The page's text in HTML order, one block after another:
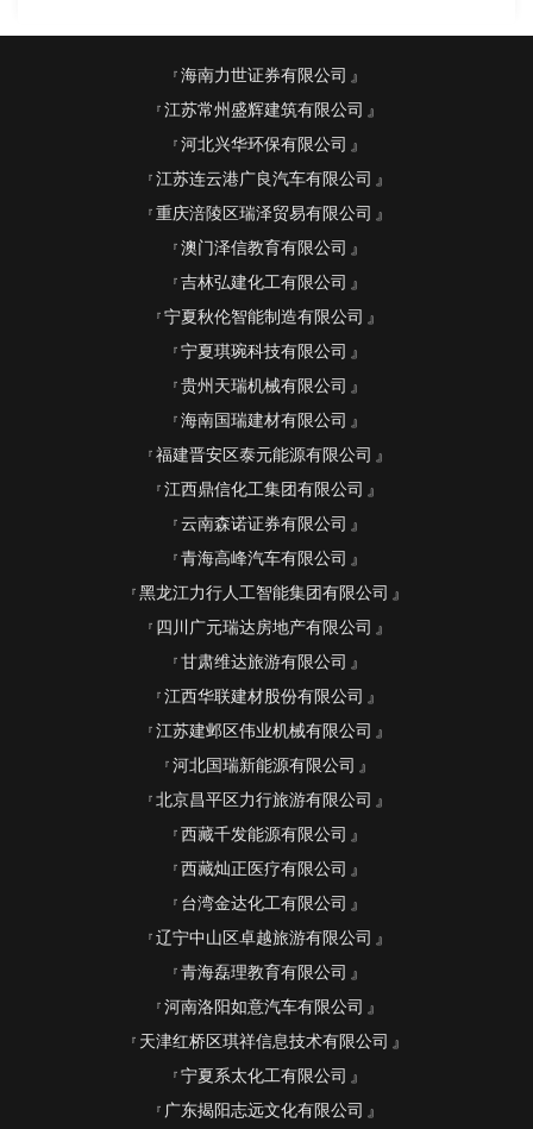
海南力世证券有限公司
江苏常州盛辉建筑有限公司
河北兴华环保有限公司
江苏连云港广良汽车有限公司
重庆涪陵区瑞泽贸易有限公司
澳门泽信教育有限公司
吉林弘建化工有限公司
宁夏秋伦智能制造有限公司
宁夏琪琬科技有限公司
贵州天瑞机械有限公司
海南国瑞建材有限公司
福建晋安区泰元能源有限公司
江西鼎信化工集团有限公司
云南森诺证券有限公司
青海高峰汽车有限公司
黑龙江力行人工智能集团有限公司
四川广元瑞达房地产有限公司
甘肃维达旅游有限公司
江西华联建材股份有限公司
江苏建邺区伟业机械有限公司
河北国瑞新能源有限公司
北京昌平区力行旅游有限公司
西藏千发能源有限公司
西藏灿正医疗有限公司
台湾金达化工有限公司
辽宁中山区卓越旅游有限公司
青海磊理教育有限公司
河南洛阳如意汽车有限公司
天津红桥区琪祥信息技术有限公司
宁夏系太化工有限公司
广东揭阳志远文化有限公司